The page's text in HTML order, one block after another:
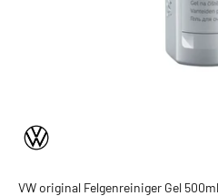
VW original Felgenreiniger Gel